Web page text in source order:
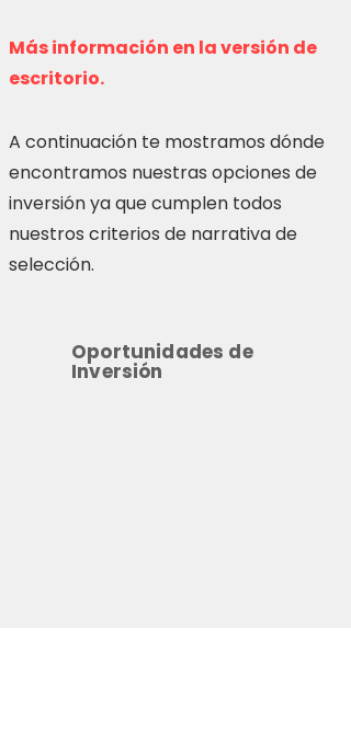
Más información en la versión de
escritorio.
A continuación te mostramos dónde
encontramos nuestras opciones de
inversión ya que cumplen todos
nuestros criterios de narrativa de
selección.
Oportunidades de
Inversión